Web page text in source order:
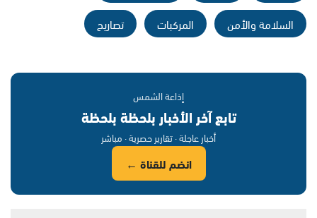
السلامة والأمن
المركبات تصاريح
إذاعة الشمس
تابع آخر الأخبار بلحظة بلحظة
أخبار عاجلة · تقارير حصرية · مباشر
انضم للقناة ←